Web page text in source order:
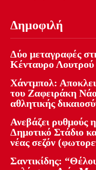
Δημοφιλή
Δύο μεταγραφές
Κένταυρο Λουτρού
Χάντμπολ:
του Ζαφειράκη
αθλητικής
Ανεβάζει ρυθμούς
Δημοτικό Στάδιο
νέας σεζόν
Σαντικίδης: